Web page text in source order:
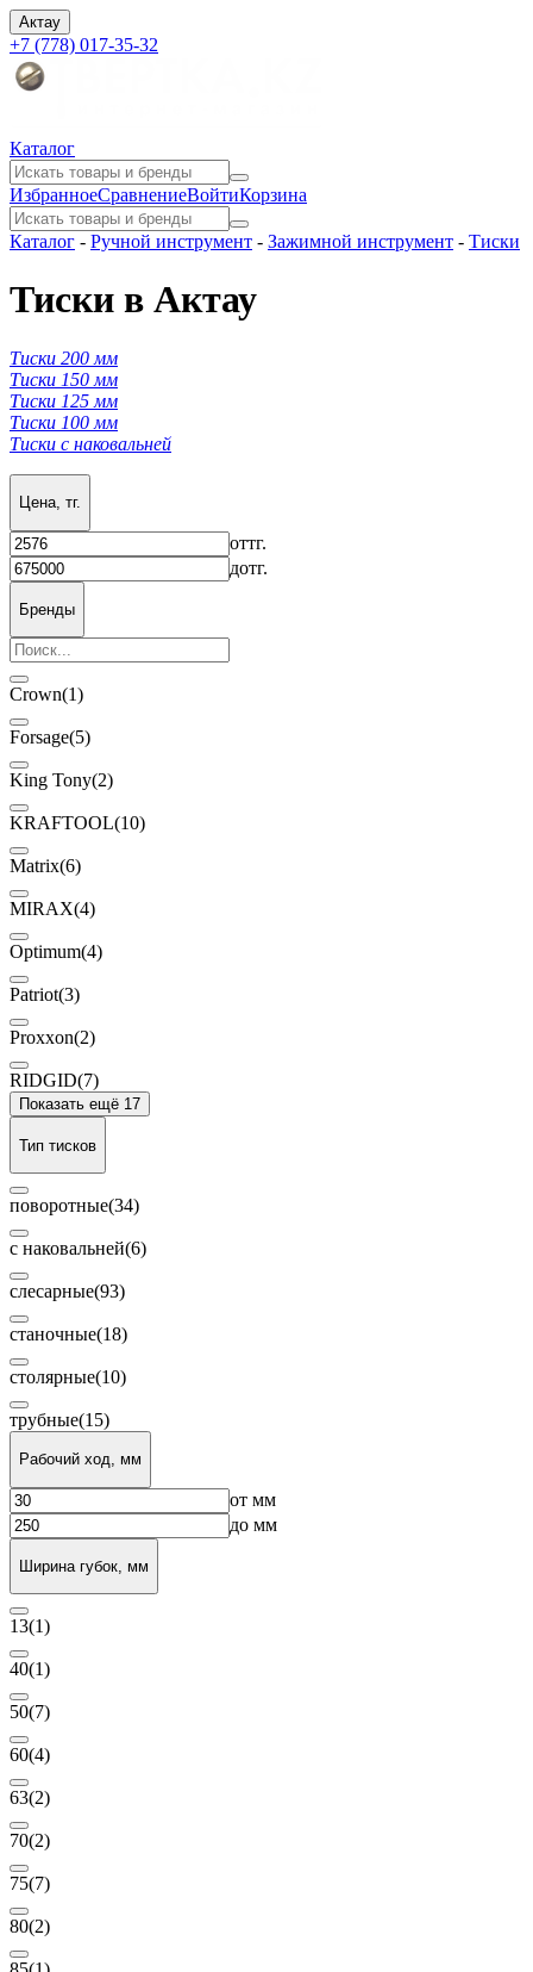
Актау
+7 (778) 017-35-32
Каталог
ИзбранноеСравнениеВойтиКорзина
Каталог - Ручной инструмент - Зажимной инструмент - Тиски
Тиски в Актау
Тиски 200 мм
Тиски 150 мм
Тиски 125 мм
Тиски 100 мм
Тиски с наковальней
Цена, тг.
оттг.
дотг.
Бренды
Crown(1)
Forsage(5)
King Tony(2)
KRAFTOOL(10)
Matrix(6)
MIRAX(4)
Optimum(4)
Patriot(3)
Proxxon(2)
RIDGID(7)
Показать ещё 17
Тип тисков
поворотные(34)
с наковальней(6)
слесарные(93)
станочные(18)
столярные(10)
трубные(15)
Рабочий ход, мм
от мм
до мм
Ширина губок, мм
13(1)
40(1)
50(7)
60(4)
63(2)
70(2)
75(7)
80(2)